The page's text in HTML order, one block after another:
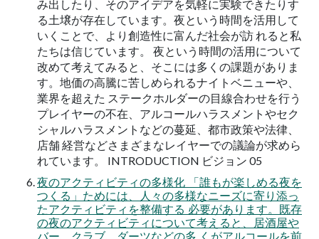
み出したり、そのアイデアを気軽に実験できたりす
る土壌が存在しています。夜という時間を活用して
いくことで、より創造性に富んだ社会が訪 れると私
たちは信じています。 夜という時間の活用について
改めて考えてみると、そこには多くの課題がありま
す。地価の高騰に苦しめられるナイトベニューや、
業界を超えた ステークホルダーの目線合わせを行う
プレイヤーの不在、アルコールハラスメントやセク
シャルハラスメントなどの蔓延、都市政策や法律、
店舗 経営などさまざまなレイヤーでの議論が求めら
れています。 INTRODUCTION ビジョン 05
夜のアクティビティの多様化 「誰もが楽しめる夜を
つくる」ためには、人々の多様なニーズに寄り添っ
たアクティビティを整備する 必要があります。既存
の夜のアクティビティについて考えると、居酒屋や
バー、クラブ、ダーツなどの多 くがアルコールを前